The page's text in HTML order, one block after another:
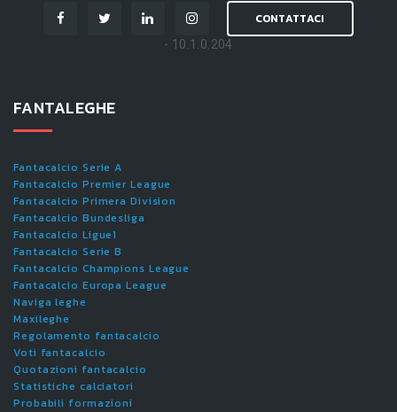
CONTATTACI
- 10.1.0.204
FANTALEGHE
Fantacalcio Serie A
Fantacalcio Premier League
Fantacalcio Primera Division
Fantacalcio Bundesliga
Fantacalcio Ligue1
Fantacalcio Serie B
Fantacalcio Champions League
Fantacalcio Europa League
Naviga leghe
Maxileghe
Regolamento fantacalcio
Voti fantacalcio
Quotazioni fantacalcio
Statistiche calciatori
Probabili formazioni